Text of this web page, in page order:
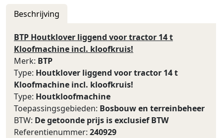
Beschrijving
BTP Houtklover liggend voor tractor 14 t
Kloofmachine incl. kloofkruis!
Merk: BTP
Type: Houtklover liggend voor tractor 14 t
Kloofmachine incl. kloofkruis!
Type: Houtkloofmachine
Toepassingsgebieden: Bosbouw en terreinbeheer
BTW: De getoonde prijs is exclusief BTW
Referentienummer: 240929